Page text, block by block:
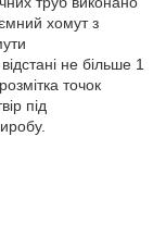
хомут з
не більше 1
точок
під